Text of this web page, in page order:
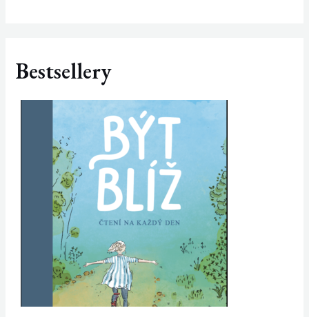
Bestsellery